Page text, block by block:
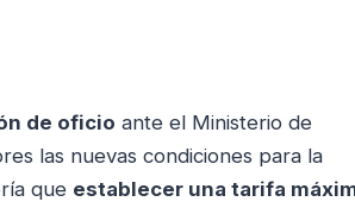
de oficio ante el Ministerio de
las nuevas condiciones para la
que establecer una tarifa